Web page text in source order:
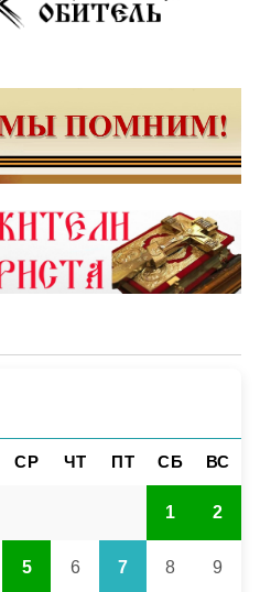
СР ЧТ ПТ СБ ВС
1 2
5 6 7 8 9